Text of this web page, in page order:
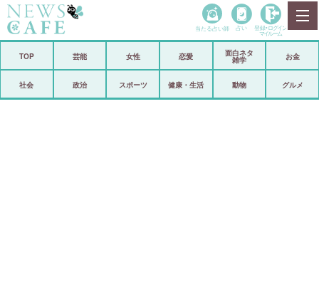
政治
当たる占い師 占い 登録• ログイン
マイルーム
TOP 芸能 女性 恋愛
面白ネタ
雑学
お金
社会 政治 スポーツ 健康・生活 動物 グルメ